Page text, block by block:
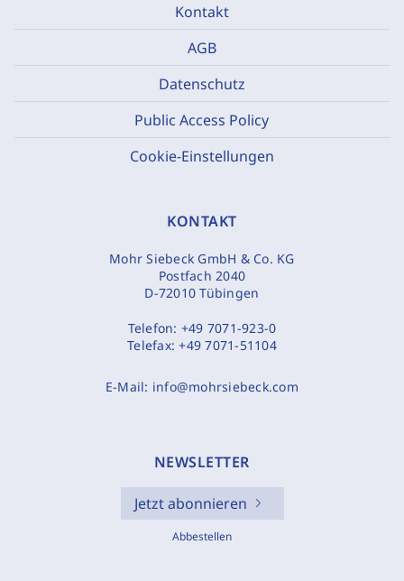
Kontakt
AGB
Datenschutz
Public Access Policy
Cookie-Einstellungen
KONTAKT
Mohr Siebeck GmbH & Co. KG
Postfach 2040
D-72010 Tübingen
Telefon: +49 7071-923-0
Telefax:+49 7071-51104
E-Mail: info@mohrsiebeck.com
NEWSLETTER
Jetzt abonnieren
Abbestellen